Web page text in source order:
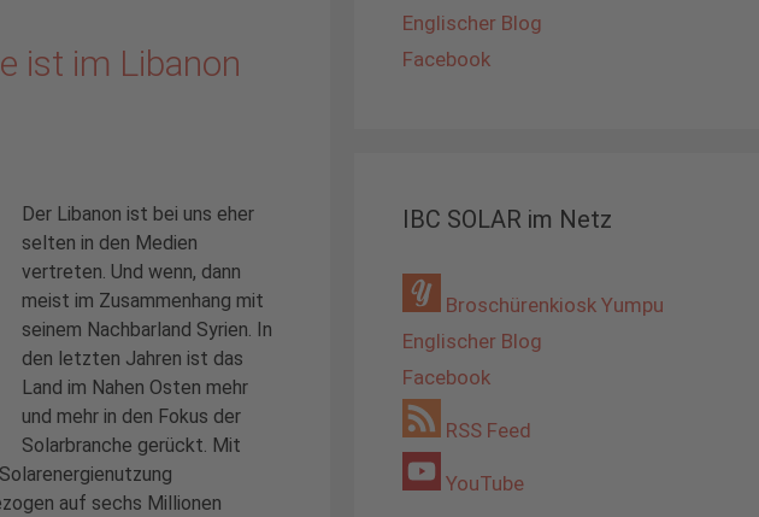
ist im Libanon
Der Libanon ist bei uns eher
selten in den Medien
vertreten. Und wenn, dann
meist im Zusammenhang mit
seinem Nachbarland Syrien. In
den letzten Jahren ist das
Land im Nahen Osten mehr
und mehr in den Fokus der
Solarbranche gerückt. Mit
auf sechs Millionen
Englischer Blog
Facebook
IBC SOLAR im Netz
Broschürenkiosk Yumpu
Englischer Blog
Facebook
RSS Feed
YouTube